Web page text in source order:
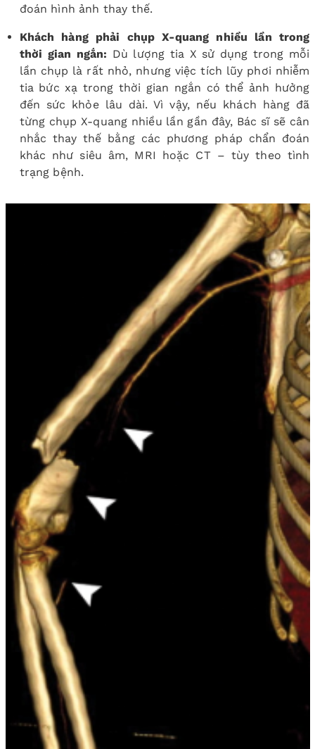
đoán hình ảnh thay thế.
Khách hàng phải chụp X-quang nhiều lần trong
thời gian ngắn: Dù lượng tia X sử dụng trong mỗi
lần chụp là rất nhỏ, nhưng việc tích lũy phơi nhiễm
tia bức xạ trong thời gian ngắn có thể ảnh hưởng
đến sức khỏe lâu dài. Vì vậy, nếu khách hàng đã
từng chụp X-quang nhiều lần gần đây, Bác sĩ sẽ cân
nhắc thay thế bằng các phương pháp chẩn đoán
khác như siêu âm, MRI hoặc CT – tùy theo tình
trạng bệnh.